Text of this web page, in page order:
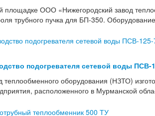
площадке ООО «Нижегородский завод
трубного пучка для БП-350.
подогревателя сетевой воды ПСВ-
теплообменного оборудования (НЗТО)
расположенного в Мурманской